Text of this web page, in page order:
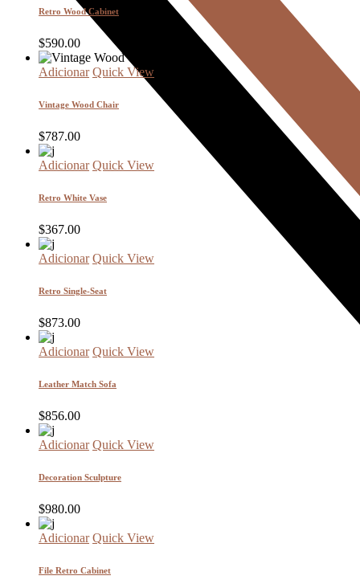
Retro Wood Cabinet
$590.00
Adicionar Quick View
Vintage Wood Chair
$787.00
Adicionar Quick View
Retro White Vase
$367.00
Adicionar Quick View
Retro Single-Seat
$873.00
Adicionar Quick View
Leather Match Sofa
$856.00
Adicionar Quick View
Decoration Sculpture
$980.00
Adicionar Quick View
File Retro Cabinet